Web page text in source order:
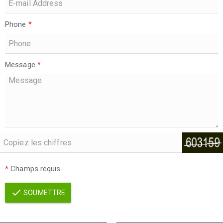
Phone *
Message *
* Champs requis
SOUMETTRE